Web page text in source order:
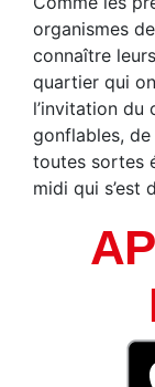
organismes
connaître
quartier qui
l’invitation du
gonflables,
toutes sortes
midi qui s’est